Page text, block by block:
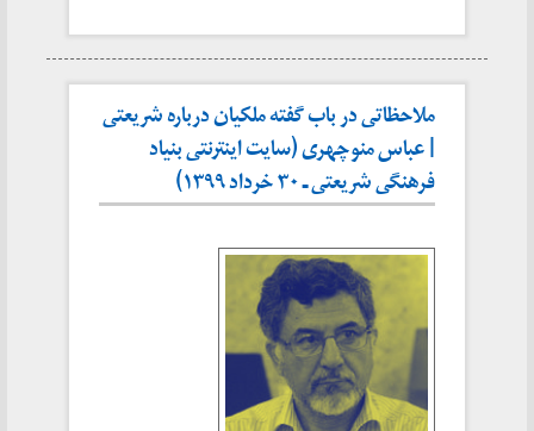
ملاحظاتی در باب گفته ملکیان درباره شریعتی
| عباس منوچهری (سایت اینترنتی بنیاد
فرهنگی شریعتی ـ ۳۰ خرداد ۱۳۹۹)